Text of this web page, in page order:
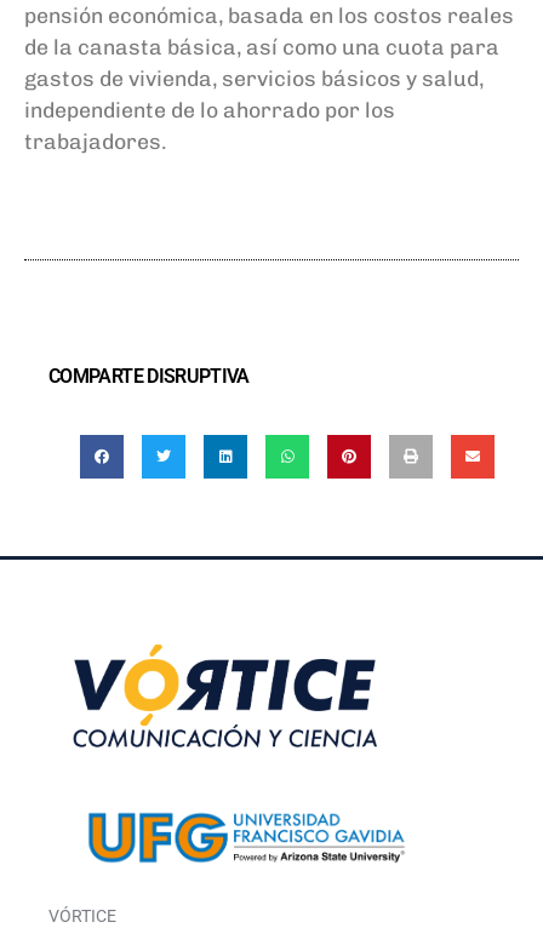
pensión económica, basada en los costos reales
de la canasta básica, así como una cuota para
gastos de vivienda, servicios básicos y salud,
independiente de lo ahorrado por los
trabajadores.
COMPARTE DISRUPTIVA
VÓRTICE